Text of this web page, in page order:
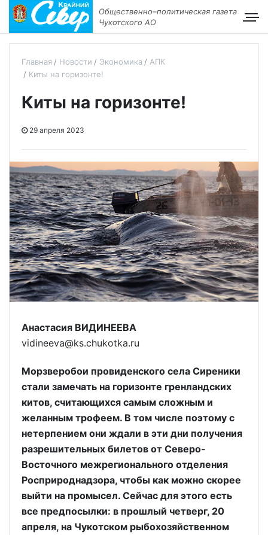
Общественно–политическая газета
Чукотского АО
Главная Новости Экономика
АПК
Киты на горизонте!
Киты на горизонте!
29 апреля 2023
Анастасия ВИДИНЕЕВА
vidineeva@ks.chukotka.ru
Морзверобои провиденского села Сиреники
стали замечать на горизонте гренландских
китов, считающихся самым сложным и
желанным трофеем. В том числе поэтому с
нетерпением они ждали в эти дни получения
разрешительных билетов от Северо-
Восточного межрегионального отделения
Росприроднадзора, чтобы как можно скорее
выйти на промысел. Сейчас для этого есть
все предпосылки: в прошлый четверг, 20
апреля, на Чукотском рыбохозяйственном